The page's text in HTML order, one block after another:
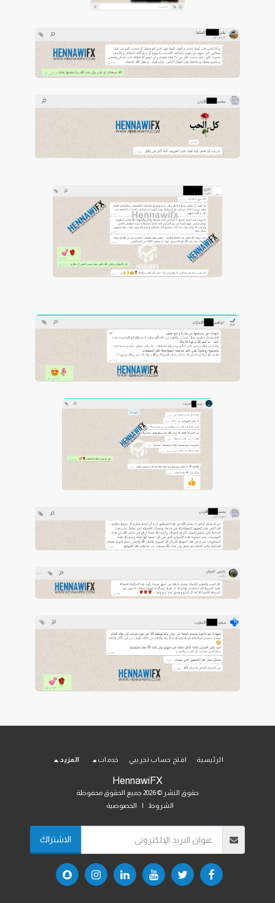
HennawiFX
حقوق النشر © 2026 جميع الحقوق محفوظة
الشروط
الخصوصية
الرئيسية افتح حساب تجريبي خدمات المزيد
الاشتراك